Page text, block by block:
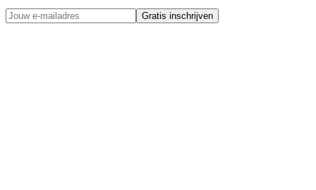
Gratis inschrijven